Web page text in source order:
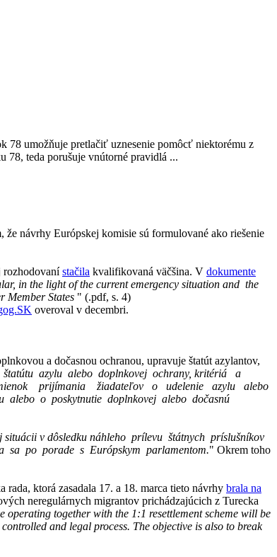
78 umožňuje pretlačiť uznesenie pomôcť niektorému z
78, teda porušuje vnútorné pravidlá ...
návrhy Európskej komisie sú formulované ako riešenie
rozhodovanístačila kvalifikovaná väčšina. V dokumente
in the light of the current emergency situation and the
Member States " (.pdf, s. 4)
overoval v decembri.
a dočasnou ochranou, upravuje štatút azylantov,
štatútu azylu alebo doplnkovej ochrany, kritériá a
prijímania žiadateľov o udelenie azylu alebo
o poskytnutie doplnkovej alebo dočasnú
situácii v dôsledku náhleho prílevu štátnych príslušníkov
sa po porade s Európskym parlamentom." Okrem toho
ktorá zasadala 17. a 18. marca tieto návrhy brala na
neregulárnych migrantov prichádzajúcich z Turecka
operating together with the 1:1 resettlement scheme will be
and legal process. The objective is also to break